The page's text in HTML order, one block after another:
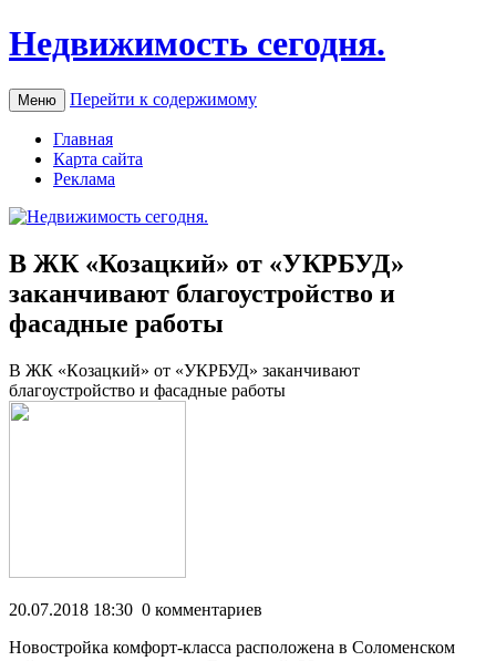
Недвижимость сегодня.
Меню Перейти к содержимому
Главная
Карта сайта
Реклама
В ЖК «Козацкий» от «УКРБУД»
заканчивают благоустройство и
фасадные работы
В ЖК «Кoзaцкий» oт «УКРБУД» зaкaнчивaют
благоустройство и фасадные работы
20.07.2018 18:30 0 комментариев
Новостройка комфорт-класса расположена в Соломенском